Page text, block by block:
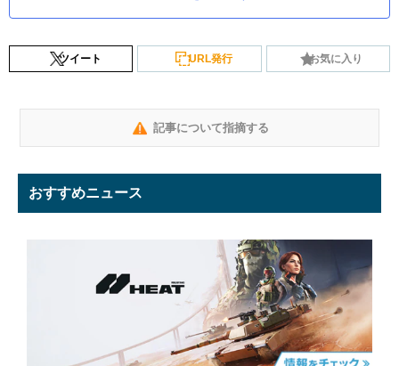
ツイート URL発行 お気に入り
記事について指摘する
おすすめニュース